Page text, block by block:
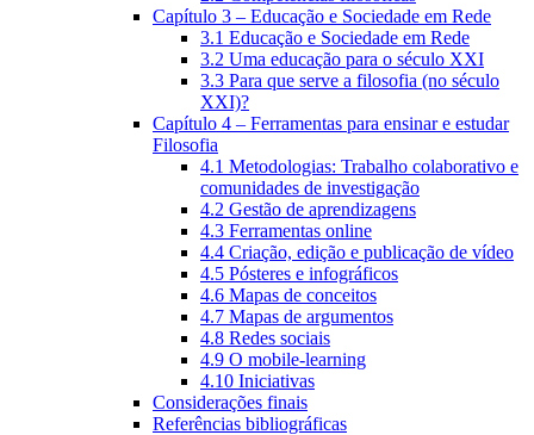
Capítulo 3 – Educação e Sociedade em Rede
3.1 Educação e Sociedade em Rede
3.2 Uma educação para o século XXI
3.3 Para que serve a filosofia (no século
XXI)?
Capítulo 4 – Ferramentas para ensinar e estudar
Filosofia
4.1 Metodologias: Trabalho colaborativo e
comunidades de investigação
4.2 Gestão de aprendizagens
4.3 Ferramentas online
4.4 Criação, edição e publicação de vídeo
4.5 Pósteres e infográficos
4.6 Mapas de conceitos
4.7 Mapas de argumentos
4.8 Redes sociais
4.9 O mobile-learning
4.10 Iniciativas
Considerações finais
Referências bibliográficas